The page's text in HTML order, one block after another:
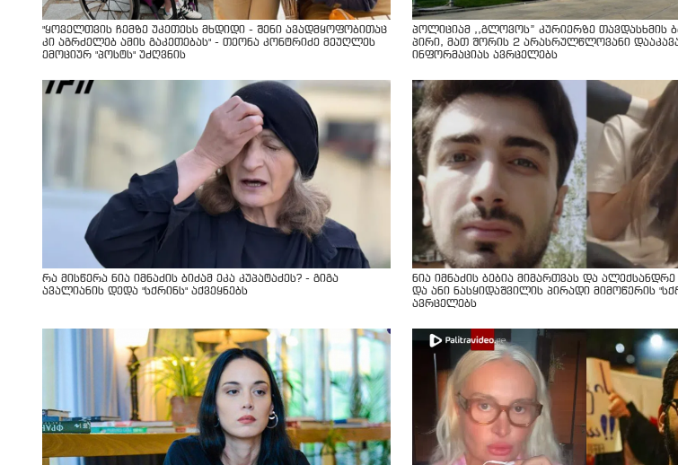
"ყოველთვის ჩემზე უკეთესს მხდიდი - შენი ავადმყოფობითაც
კი აგრძელებ ამის გაკეთებას" - თეონა კონტრიძე მეუღლეს
ემოციურ "პოსტს" უძღვნის
პოლიციამ ,,გლოვოს” კურიერზე თავდასხმის
პირი, მათ შორის 2 არასრულწლოვანი
ინფორმაციას ავრცელებს
რა მისწერა ნია იმნაძის ბიძამ ეკა კუპატაძეს? - გიგა
ავალიანის დედა "სქრინს" აქვეყნებს
ნია იმნაძის ბებია მიმართვას და
და ანი ნასყიდაშვილის პირადი მიმოწერის
ავრცელებს